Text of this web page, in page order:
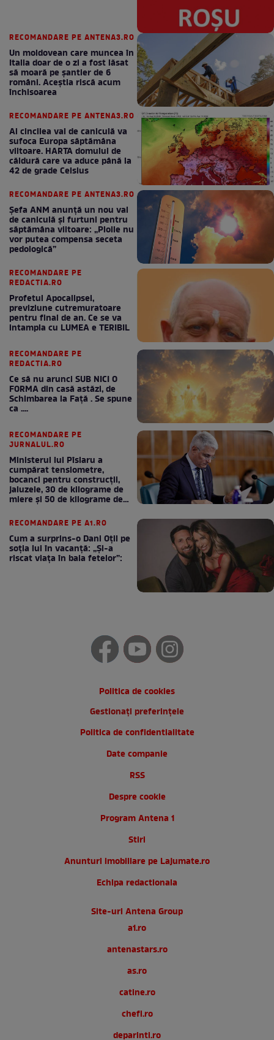
RECOMANDARE PE ANTENA3.RO
Un moldovean care muncea în
Italia doar de o zi a fost lăsat
să moară pe şantier de 6
români. Aceștia riscă acum
închisoarea
RECOMANDARE PE ANTENA3.RO
Al cincilea val de caniculă va
sufoca Europa săptămâna
viitoare. HARTA domului de
căldură care va aduce până la
42 de grade Celsius
RECOMANDARE PE ANTENA3.RO
Șefa ANM anunță un nou val
de caniculă și furtuni pentru
săptămâna viitoare: „Ploile nu
vor putea compensa seceta
pedologică”
RECOMANDARE PE
REDACTIA.RO
Profetul Apocalipsei,
previziune cutremuratoare
pentru final de an. Ce se va
intampla cu LUMEA e TERIBIL
RECOMANDARE PE
REDACTIA.RO
Ce să nu arunci SUB NICI O
FORMA din casă astăzi, de
Schimbarea la Față . Se spune
ca ....
RECOMANDARE PE
JURNALUL.RO
Ministerul lui Pîslaru a
cumpărat tensiometre,
bocanci pentru construcții,
jaluzele, 30 de kilograme de
miere și 50 de kilograme de
RECOMANDARE PE A1.RO
Cum a surprins-o Dani Oțil pe
soția lui în vacanță: „Și-a
riscat viața în baia fetelor”:
Politica de cookies
Gestionați preferințele
Politica de confidentialitate
Date companie
RSS
Despre cookie
Program Antena 1
Stiri
Anunturi imobiliare pe Lajumate.ro
Echipa redactionala
Site-uri Antena Group
a1.ro
antenastars.ro
as.ro
catine.ro
chefi.ro
deparinti.ro